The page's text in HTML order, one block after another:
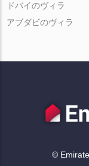
ドバイのヴィラ
アブダビのヴィラ
©